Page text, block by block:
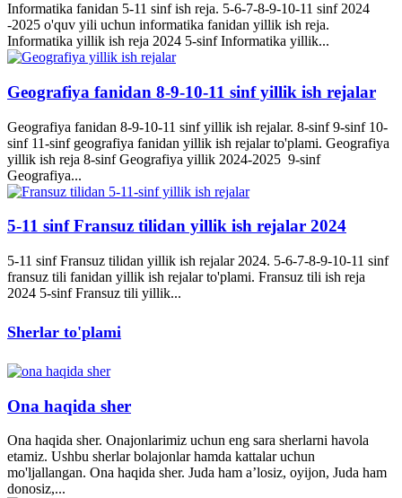
Informatika fanidan 5-11 sinf ish reja. 5-6-7-8-9-10-11 sinf 2024
-2025 o'quv yili uchun informatika fanidan yillik ish reja.
Informatika yillik ish reja 2024 5-sinf Informatika yillik...
Geografiya fanidan 8-9-10-11 sinf yillik ish rejalar
Geografiya fanidan 8-9-10-11 sinf yillik ish rejalar. 8-sinf 9-sinf 10-
sinf 11-sinf geografiya fanidan yillik ish rejalar to'plami. Geografiya
yillik ish reja 8-sinf Geografiya yillik 2024-2025 9-sinf
Geografiya...
5-11 sinf Fransuz tilidan yillik ish rejalar 2024
5-11 sinf Fransuz tilidan yillik ish rejalar 2024. 5-6-7-8-9-10-11 sinf
fransuz tili fanidan yillik ish rejalar to'plami. Fransuz tili ish reja
2024 5-sinf Fransuz tili yillik...
Sherlar to'plami
Ona haqida sher
Ona haqida sher. Onajonlarimiz uchun eng sara sherlarni havola
etamiz. Ushbu sherlar bolajonlar hamda kattalar uchun
mo'ljallangan. Ona haqida sher. Juda ham a’losiz, oyijon, Juda ham
donosiz,...